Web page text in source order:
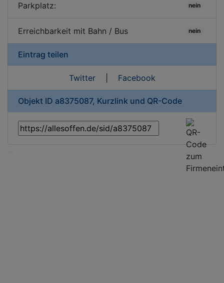
Parkplatz: nein
Erreichbarkeit mit Bahn / Bus nein
Eintrag teilen
Twitter| Facebook
Objekt ID a8375087, Kurzlink und QR-Code